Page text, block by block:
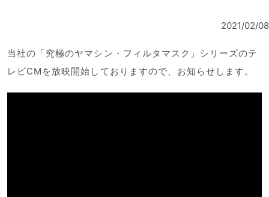
2021/02/08
当社の「究極のヤマシン・フィルタマスク」シリーズのテ
レビCMを放映開始しておりますので、お知らせします。